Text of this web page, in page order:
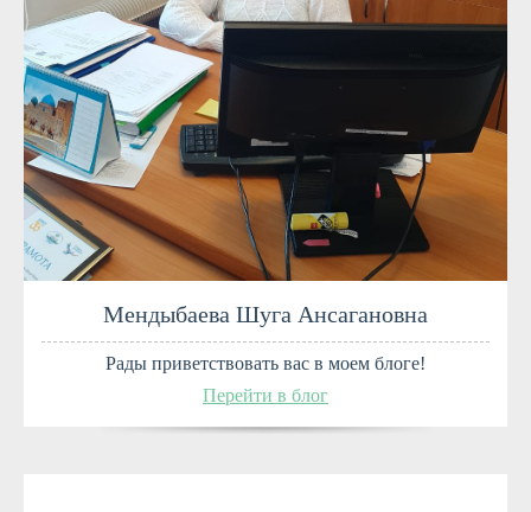
Мендыбаева Шуга Ансагановна
Рады приветствовать вас в моем блоге!
Перейти в блог